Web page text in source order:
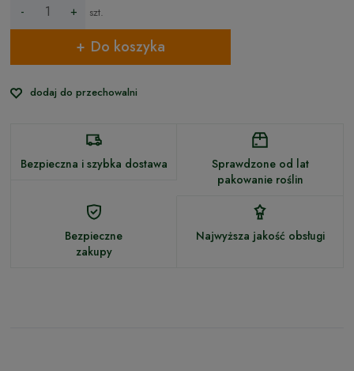
- + szt.
Do koszyka
dodaj do przechowalni
Bezpieczna i szybka dostawa
Sprawdzone od lat
pakowanie roślin
Bezpieczne
zakupy
Najwyższa jakość obsługi